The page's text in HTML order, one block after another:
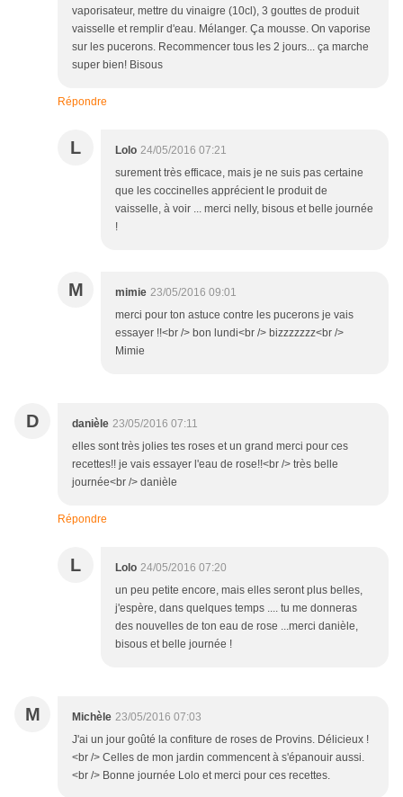
vaporisateur, mettre du vinaigre (10cl), 3 gouttes de produit
vaisselle et remplir d'eau. Mélanger. Ça mousse. On vaporise
sur les pucerons. Recommencer tous les 2 jours... ça marche
super bien! Bisous
Répondre
L Lolo 24/05/2016 07:21
surement très efficace, mais je ne suis pas certaine
que les coccinelles apprécient le produit de
vaisselle, à voir ... merci nelly, bisous et belle journée
!
M mimie 23/05/2016 09:01
merci pour ton astuce contre les pucerons je vais
essayer !!<br /> bon lundi<br /> bizzzzzzz<br />
Mimie
D danièle 23/05/2016 07:11
elles sont très jolies tes roses et un grand merci pour ces
recettes!! je vais essayer l'eau de rose!!<br /> très belle
journée<br /> danièle
Répondre
L Lolo 24/05/2016 07:20
un peu petite encore, mais elles seront plus belles,
j'espère, dans quelques temps .... tu me donneras
des nouvelles de ton eau de rose ...merci danièle,
bisous et belle journée !
M Michèle 23/05/2016 07:03
J'ai un jour goûté la confiture de roses de Provins. Délicieux !
<br /> Celles de mon jardin commencent à s'épanouir aussi.
<br /> Bonne journée Lolo et merci pour ces recettes.